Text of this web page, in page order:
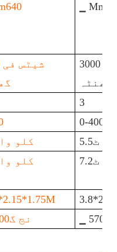
▁
3000 شیٹس فی
گھنٹہ
3
0-400
کلو
کلو
▁ نج گ7000